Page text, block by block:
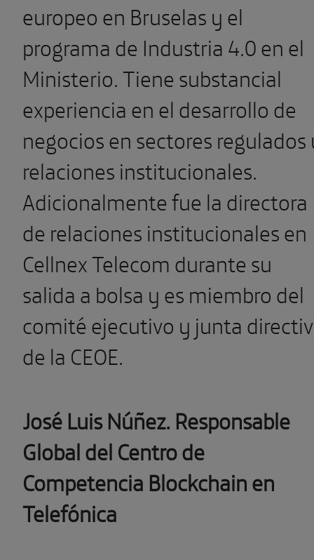
europeo en Bruselas y el
programa de Industria 4.0 en el
Ministerio. Tiene substancial
experiencia en el desarrollo de
negocios en sectores regulados
relaciones institucionales.
Adicionalmente fue la directora
de relaciones institucionales en
Cellnex Telecom durante su
salida a bolsa y es miembro del
comité ejecutivo y junta
de la CEOE.
José Luis Núñez. Responsable
Global del Centro de
Competencia Blockchain en
Telefónica